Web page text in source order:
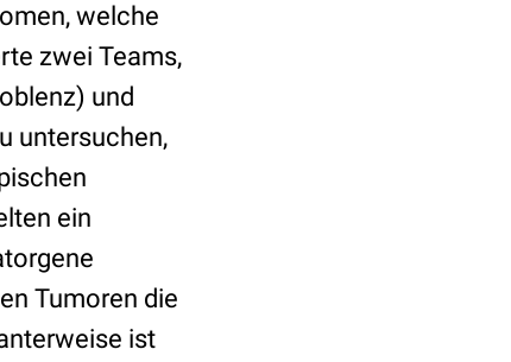
welche
zwei Teams,
und
untersuchen,
ein
Tumoren die
ist